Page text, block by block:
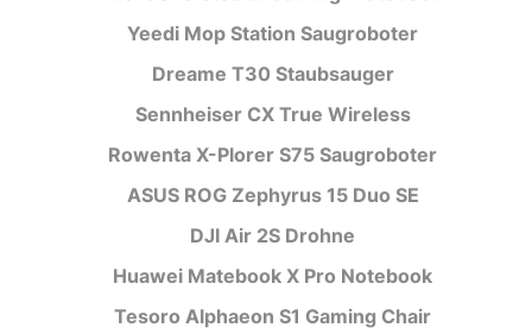
Yeedi Mop Station Saugroboter
Dreame T30 Staubsauger
Sennheiser CX True Wireless
Rowenta X-Plorer S75 Saugroboter
ASUS ROG Zephyrus 15 Duo SE
DJI Air 2S Drohne
Huawei Matebook X Pro Notebook
Tesoro Alphaeon S1 Gaming Chair